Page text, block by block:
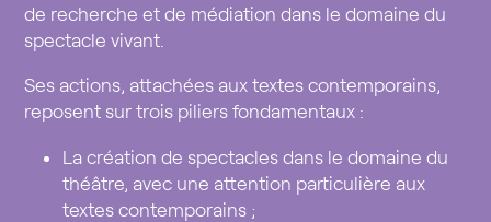
de recherche et de médiation dans le domaine du
spectacle vivant.
Ses actions, attachées aux textes contemporains,
reposent sur trois piliers fondamentaux :
La création de spectacles dans le domaine du
théâtre, avec une attention particulière aux
textes contemporains;